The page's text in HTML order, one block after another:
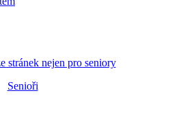
stránek nejen pro seniory